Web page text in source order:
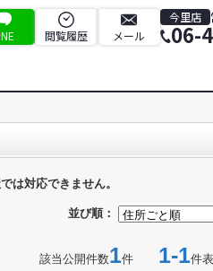
閲覧履歴 メール
今里店
06-
は対応できません。
並び順：
該当公開件数1件 1-1件